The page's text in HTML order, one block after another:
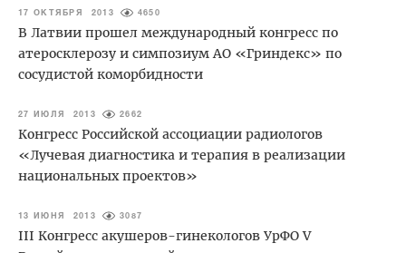
17 ОКТЯБРЯ 2013 4650
В Латвии прошел международный конгресс по
атеросклерозу и симпозиум АО «Гриндекс» по
сосудистой коморбидности
27 ИЮЛЯ 2013 2662
Конгресс Российской ассоциации радиологов
«Лучевая диагностика и терапия в реализации
национальных проектов»
13 ИЮНЯ 2013 3087
III Конгресс акушеров-гинекологов УрФО V